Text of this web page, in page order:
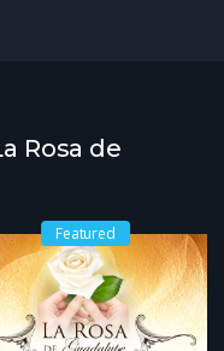
Rosa de
Featured